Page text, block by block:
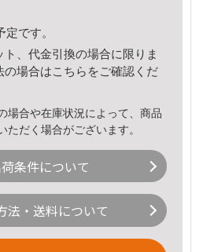
です。
、代金引換の場合に限りま
の場合はこちら をご確認くだ
場合や在庫状況によって、商品
ただく場合がございます。
条件について
法・送料について